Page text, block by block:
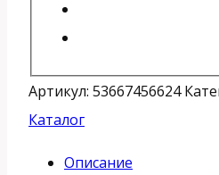
Артикул: 53667456624
Каталог
Описание